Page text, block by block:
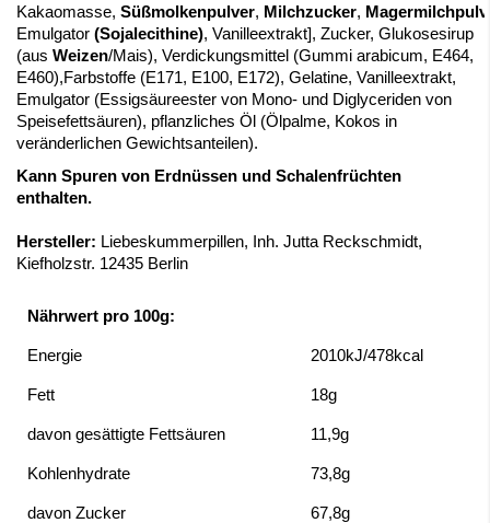
Kakaomasse, Süßmolkenpulver, Milchzucker,
Emulgator (Sojalecithine), Vanilleextrakt], Zucker, Glukosesirup
(aus Weizen/Mais), Verdickungsmittel (Gummi arabicum, E464,
E460),Farbstoffe (E171, E100, E172), Gelatine, Vanilleextrakt,
Emulgator (Essigsäureester von Mono- und Diglyceriden von
Speisefettsäuren), pflanzliches Öl (Ölpalme, Kokos in
veränderlichen Gewichtsanteilen).
Kann Spuren von Erdnüssen und Schalenfrüchten
enthalten.
Hersteller: Liebeskummerpillen, Inh. Jutta Reckschmidt,
Kiefholzstr. 12435 Berlin
Nährwert pro 100g:
Energie 2010kJ/478kcal
Fett 18g
davon gesättigte Fettsäuren 11,9g
Kohlenhydrate 73,8g
davon Zucker 67,8g